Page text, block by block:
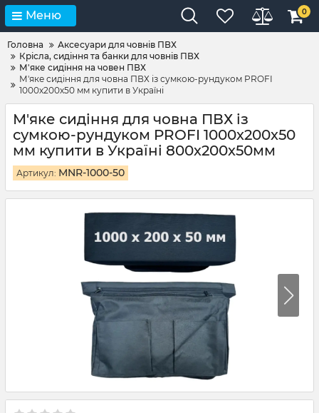
Меню 0
Головна
Аксесуари для човнів ПВХ
Крісла, сидіння та банки для човнів ПВХ
М'яке сидіння на човен ПВХ
М'яке сидіння для човна ПВХ із сумкою-рундуком PROFI
1000х200х50 мм купити в Україні
М'яке сидіння для човна ПВХ із
сумкою-рундуком PROFI 1000х200х50
мм купити в Україні 800х200х50мм
Артикул: MNR-1000-50